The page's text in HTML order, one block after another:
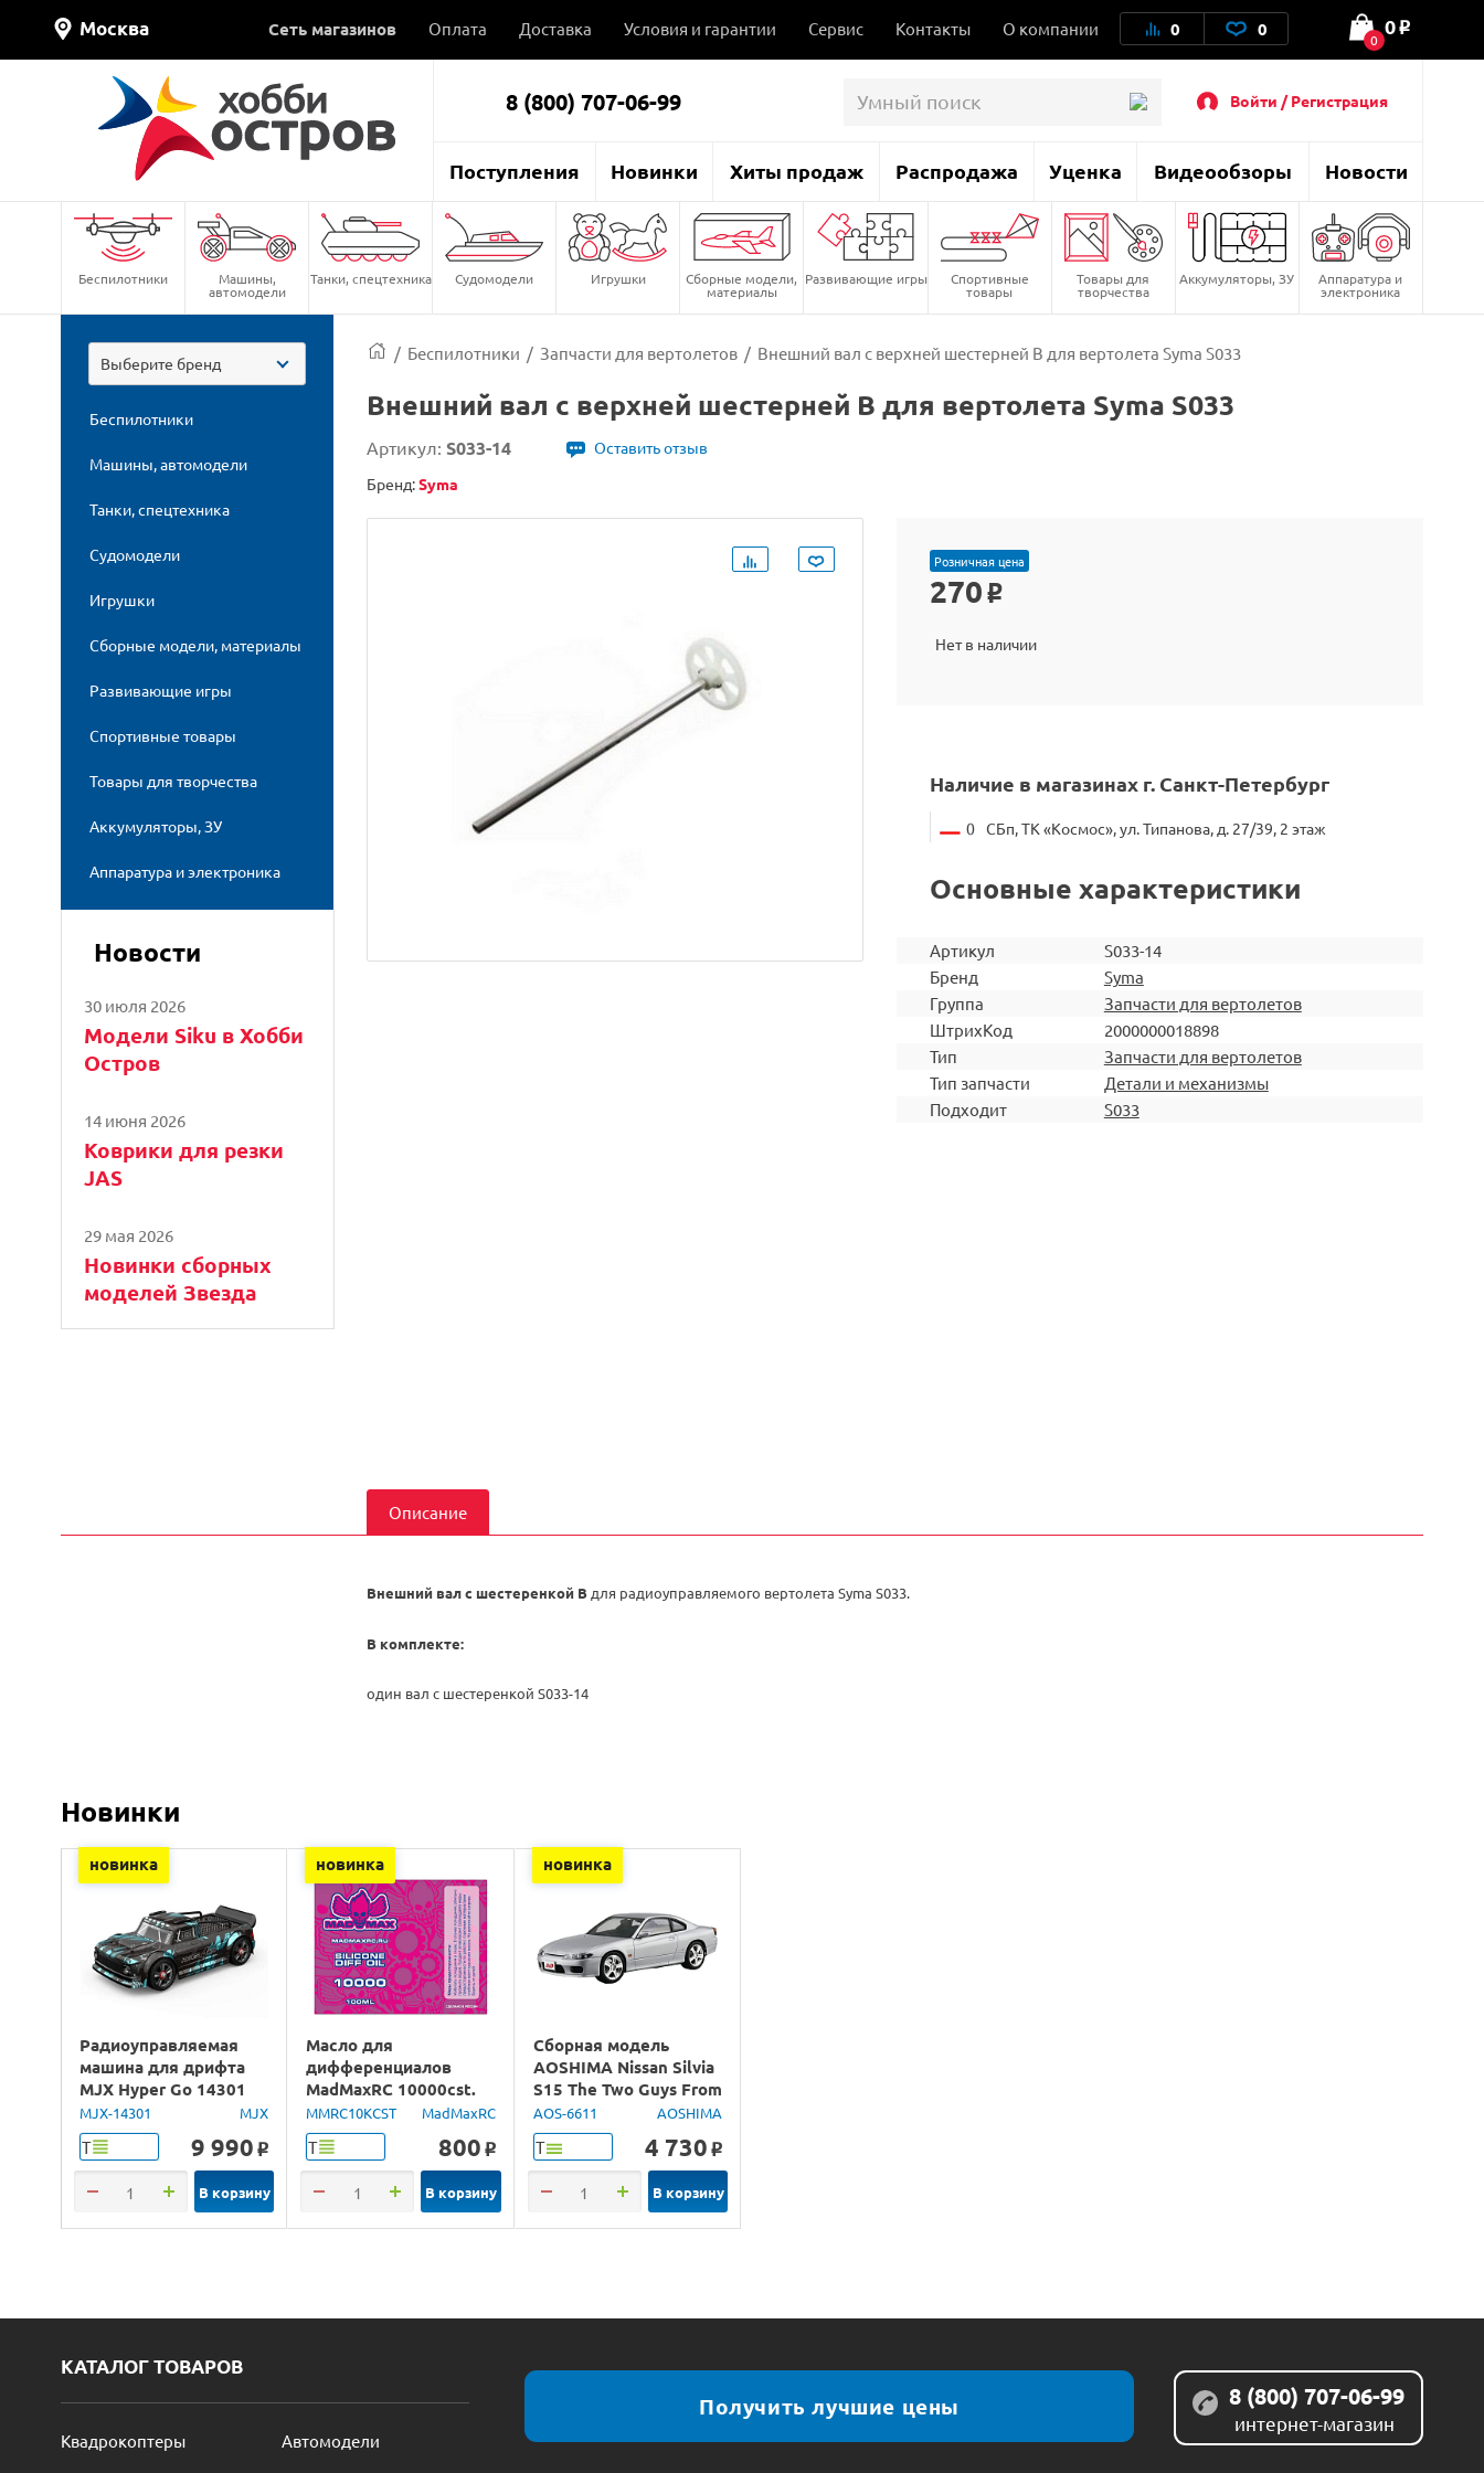
Москва Сеть магазинов Оплата Доставка Условия и гарантии Сервис Контакты О компании 0 0 0
0 o
8 (800) 707-06-99 Войти / Регистрация
Поступления Новинки Хиты продаж Распродажа Уценка Видеообзоры Новости
Беспилотники Машины,
автомодели
Танки, спецтехника Судомодели Игрушки Сборные модели,
материалы
Развивающие игры Спортивные
товары
Товары для
творчества
Аккумуляторы, ЗУ Аппаратура и
электроника
Выберите бренд
Беспилотники
Машины, автомодели
Танки, спецтехника
Судомодели
Игрушки
Сборные модели, материалы
Развивающие игры
Спортивные товары
Товары для творчества
Аккумуляторы, ЗУ
Аппаратура и электроника
Новости
30 июля 2026
Модели Siku в Хобби
Остров
14 июня 2026
Коврики для резки
JAS
29 мая 2026
Новинки сборных
моделей Звезда
/ Беспилотники / Запчасти для вертолетов / Внешний вал с верхней шестерней B для вертолета Syma S033
Внешний вал с верхней шестерней B для вертолета Syma S033
Артикул: S033-14
Оставить отзыв
Бренд:Syma
Розничная цена
270 o
Нет в наличии
Наличие в магазинах г. Санкт-Петербург
0 СБп, ТК «Космос», ул. Типанова, д. 27/39, 2 этаж
Основные характеристики
Артикул
S033-14
Бренд
Syma
Группа
Запчасти для вертолетов
ШтрихКод
2000000018898
Тип
Запчасти для вертолетов
Тип запчасти
Детали и механизмы
Подходит
S033
Описание
Внешний вал с шестеренкой B для радиоуправляемого вертолета Syma S033.
В комплекте:
один вал с шестеренкой S033-14
Новинки
новинка
Радиоуправляемая
машина для дрифта
MJX Hyper Go 14301
Brushless 4WD 2.4G
LED 1/14 RTR
MJX-14301 MJX
Т 9 990 o
В корзину
новинка
Масло для
дифференциалов
MadMaxRC 10000cst.
100ml.
MMRC10KCST MadMaxRC
Т 800 o
В корзину
новинка
Сборная модель
AOSHIMA Nissan Silvia
S15 The Two Guys From
Tokyo, 1/24
AOS-6611 AOSHIMA
Т 4 730 o
В корзину
КАТАЛОГ ТОВАРОВ
Квадрокоптеры
Автомодели
Получить лучшие цены 8 (800) 707-06-99
интернет-магазин